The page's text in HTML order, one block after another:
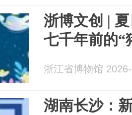
浙博文创 |
七千年前的“
浙江省博物馆
湖南长沙：